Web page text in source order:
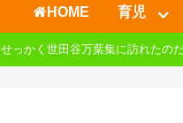
HOME 育児
せっかく世田谷万葉集に訪れたの